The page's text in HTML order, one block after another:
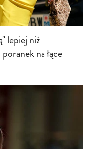
lepiej niż
na łące